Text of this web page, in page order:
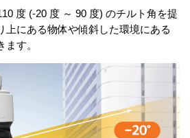
度 (-20 度 ～ 90 度) のチルト角を提
上にある物体や傾斜した環境にある
す。